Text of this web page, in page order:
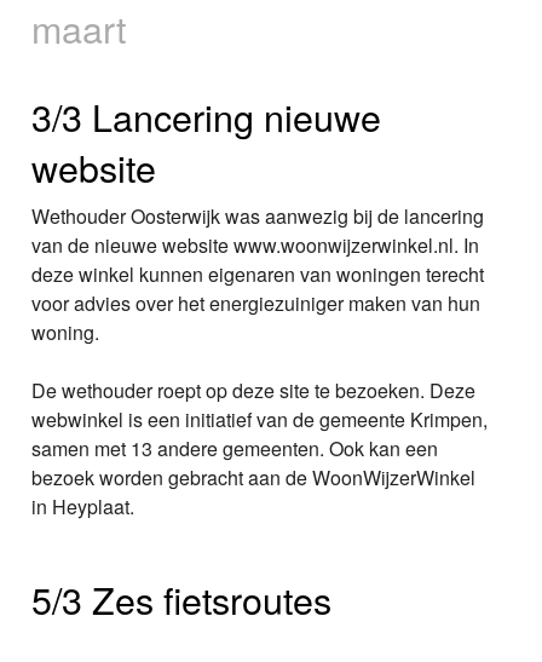
maart
3/3 Lancering nieuwe
website
Wethouder Oosterwijk was aanwezig bij de lancering
van de nieuwe website www.woonwijzerwinkel.nl. In
deze winkel kunnen eigenaren van woningen terecht
voor advies over het energiezuiniger maken van hun
woning.
De wethouder roept op deze site te bezoeken. Deze
webwinkel is een initiatief van de gemeente Krimpen,
samen met 13 andere gemeenten. Ook kan een
bezoek worden gebracht aan de WoonWijzerWinkel
in Heyplaat.
5/3 Zes fietsroutes